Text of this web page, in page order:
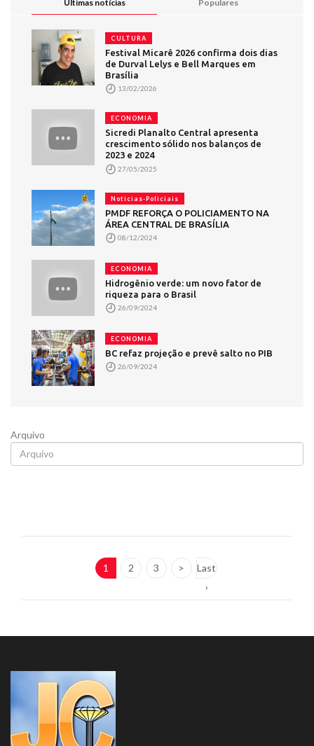
Últimas notícias Populares
CULTURA
Festival Micarê 2026 confirma dois dias
de Durval Lelys e Bell Marques em
Brasília
13/02/2026
ECONOMIA
Sicredi Planalto Central apresenta
crescimento sólido nos balanços de
2023 e 2024
27/05/2025
Noticias-Policiais
PMDF REFORÇA O POLICIAMENTO NA
ÁREA CENTRAL DE BRASÍLIA
08/12/2024
ECONOMIA
Hidrogênio verde: um novo fator de
riqueza para o Brasil
26/09/2024
ECONOMIA
BC refaz projeção e prevê salto no PIB
26/09/2024
Arquivo
1 2 3 >
Last
›